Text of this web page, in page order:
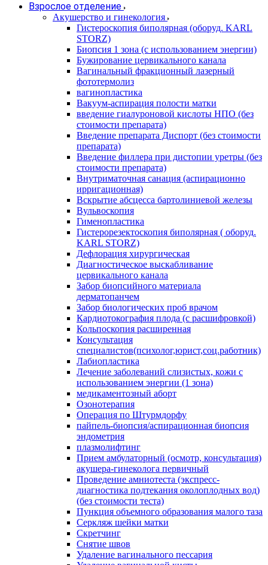
Взрослое отделение
Акушерство и гинекология
Гистероскопия биполярная (оборуд. KARL
STORZ)
Биопсия 1 зона (с использованием энергии)
Бужирование цервикального канала
Вагинальный фракционный лазерный
фототермолиз
вагинопластика
Вакуум-аспирация полости матки
введение гиалуроновой кислоты НПО (без
стоимости препарата)
Введение препарата Диспорт (без стоимости
препарата)
Введение филлера при дистопии уретры (без
стоимости препарата)
Внутриматочная санация (аспирационно
ирригационная)
Вскрытие абсцесса бартолиниевой железы
Вульвоскопия
Гименопластика
Гистерорезектоскопия биполярная ( оборуд.
KARL STORZ)
Дефлорация хирургическая
Диагностическое выскабливание
цервикального канала
Забор биопсийного материала
дерматопанчем
Забор биологических проб врачом
Кардиотокография плода (с расшифровкой)
Кольпоскопия расширенная
Консультация
специалистов(психолог,юрист,соц.работник)
Лабиопластика
Лечение заболеваний слизистых, кожи с
использованием энергии (1 зона)
медикаментозный аборт
Озонотерапия
Операция по Штурмдорфу
пайпель-биопсия/аспирационная биопсия
эндометрия
плазмолифтинг
Прием амбулаторный (осмотр, консультация)
акушера-гинеколога первичный
Проведение амниотеста (экспресс-
диагностика подтекания околоплодных вод)
(без стоимости теста)
Пункция объемного образования малого таза
Серкляж шейки матки
Скретчинг
Снятие швов
Удаление вагинального пессария